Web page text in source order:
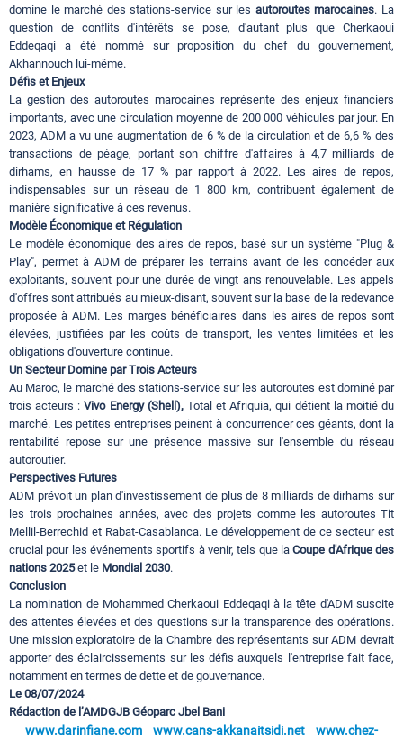
domine le marché des stations-service sur les autoroutes marocaines. La
question de conflits d'intérêts se pose, d'autant plus que Cherkaoui
Eddeqaqi a été nommé sur proposition du chef du gouvernement,
Akhannouch lui-même.
Défis et Enjeux
La gestion des autoroutes marocaines représente des enjeux financiers
importants, avec une circulation moyenne de 200 000 véhicules par jour. En
2023, ADM a vu une augmentation de 6 % de la circulation et de 6,6 % des
transactions de péage, portant son chiffre d'affaires à 4,7 milliards de
dirhams, en hausse de 17 % par rapport à 2022. Les aires de repos,
indispensables sur un réseau de 1 800 km, contribuent également de
manière significative à ces revenus.
Modèle Économique et Régulation
Le modèle économique des aires de repos, basé sur un système "Plug &
Play", permet à ADM de préparer les terrains avant de les concéder aux
exploitants, souvent pour une durée de vingt ans renouvelable. Les appels
d'offres sont attribués au mieux-disant, souvent sur la base de la redevance
proposée à ADM. Les marges bénéficiaires dans les aires de repos sont
élevées, justifiées par les coûts de transport, les ventes limitées et les
obligations d'ouverture continue.
Un Secteur Domine par Trois Acteurs
Au Maroc, le marché des stations-service sur les autoroutes est dominé par
trois acteurs :Vivo Energy (Shell),Total et Afriquia, qui détient la moitié du
marché. Les petites entreprises peinent à concurrencer ces géants, dont la
rentabilité repose sur une présence massive sur l'ensemble du réseau
autoroutier.
Perspectives Futures
ADM prévoit un plan d'investissement de plus de 8 milliards de dirhams sur
les trois prochaines années, avec des projets comme les autoroutes Tit
Mellil-Berrechid et Rabat-Casablanca. Le développement de ce secteur est
crucial pour les événements sportifs à venir, tels que laCoupe d'Afrique des
nations 2025et le Mondial 2030.
Conclusion
La nomination de Mohammed Cherkaoui Eddeqaqi à la tête d'ADM suscite
des attentes élevées et des questions sur la transparence des opérations.
Une mission exploratoire de la Chambre des représentants sur ADM devrait
apporter des éclaircissements sur les défis auxquels l'entreprise fait face,
notamment en termes de dette et de gouvernance.
Le 08/07/2024
Rédaction de l’AMDGJB Géoparc Jbel Bani
www.darinfiane.com www.cans-akkanaitsidi.net
www.chez-